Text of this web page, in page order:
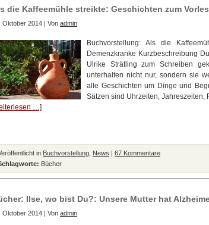
die Kaffeemühle streikte: Geschichten zum
Oktober 2014 | Von admin
Buchvorstellung: Als die
Demenzkranke Kurzbeschreibung
Ulrike Strätling zum Schreiben
unterhalten nicht nur, sondern sie
alle Geschichten um Dinge und
Sätzen sind Uhrzeiten, Jahreszeiten,
…]
in Buchvorstellung News | 67 Kommentare
Bücher
Ilse, wo bist Du?: Unsere Mutter hat
Oktober 2014 | Von admin